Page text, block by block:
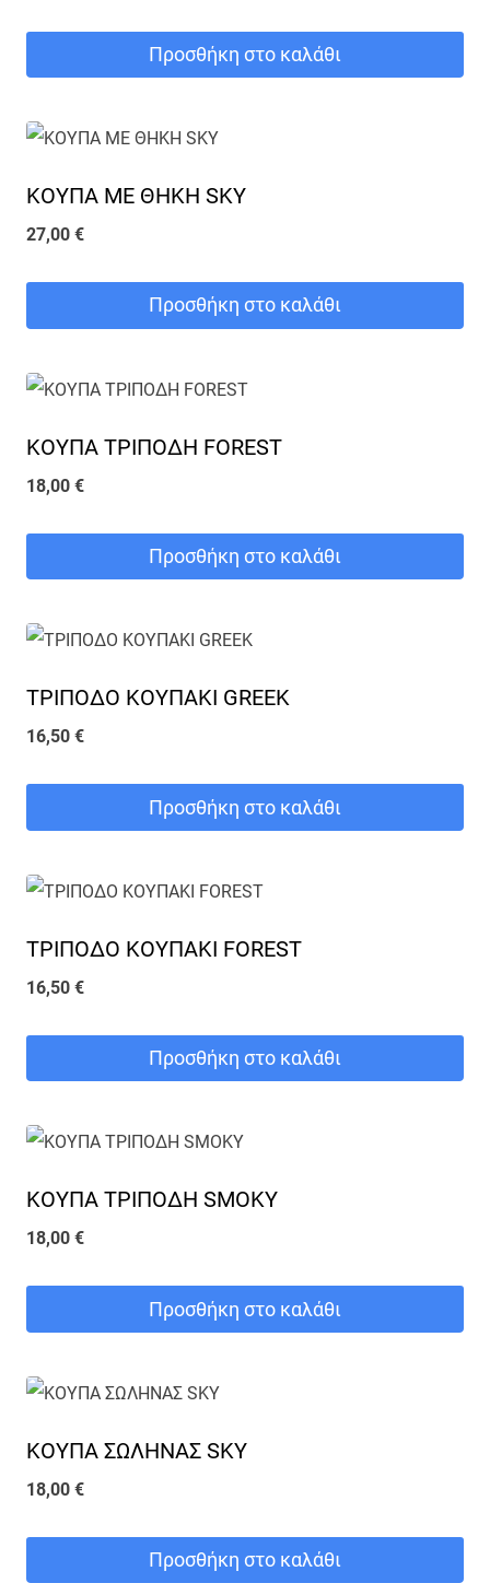
Προσθήκη στο καλάθι
ΚΟΥΠΑ ME ΘΗΚΗ SKY
27,00 €
Προσθήκη στο καλάθι
ΚΟΥΠΑ ΤΡΙΠΟΔΗ FOREST
18,00 €
Προσθήκη στο καλάθι
ΤΡΙΠΟΔΟ ΚΟΥΠΑΚΙ GREEK
16,50 €
Προσθήκη στο καλάθι
ΤΡΙΠΟΔΟ ΚΟΥΠΑΚΙ FOREST
16,50 €
Προσθήκη στο καλάθι
ΚΟΥΠΑ ΤΡΙΠΟΔΗ SMOKY
18,00 €
Προσθήκη στο καλάθι
ΚΟΥΠΑ ΣΩΛΗΝΑΣ SKY
18,00 €
Προσθήκη στο καλάθι